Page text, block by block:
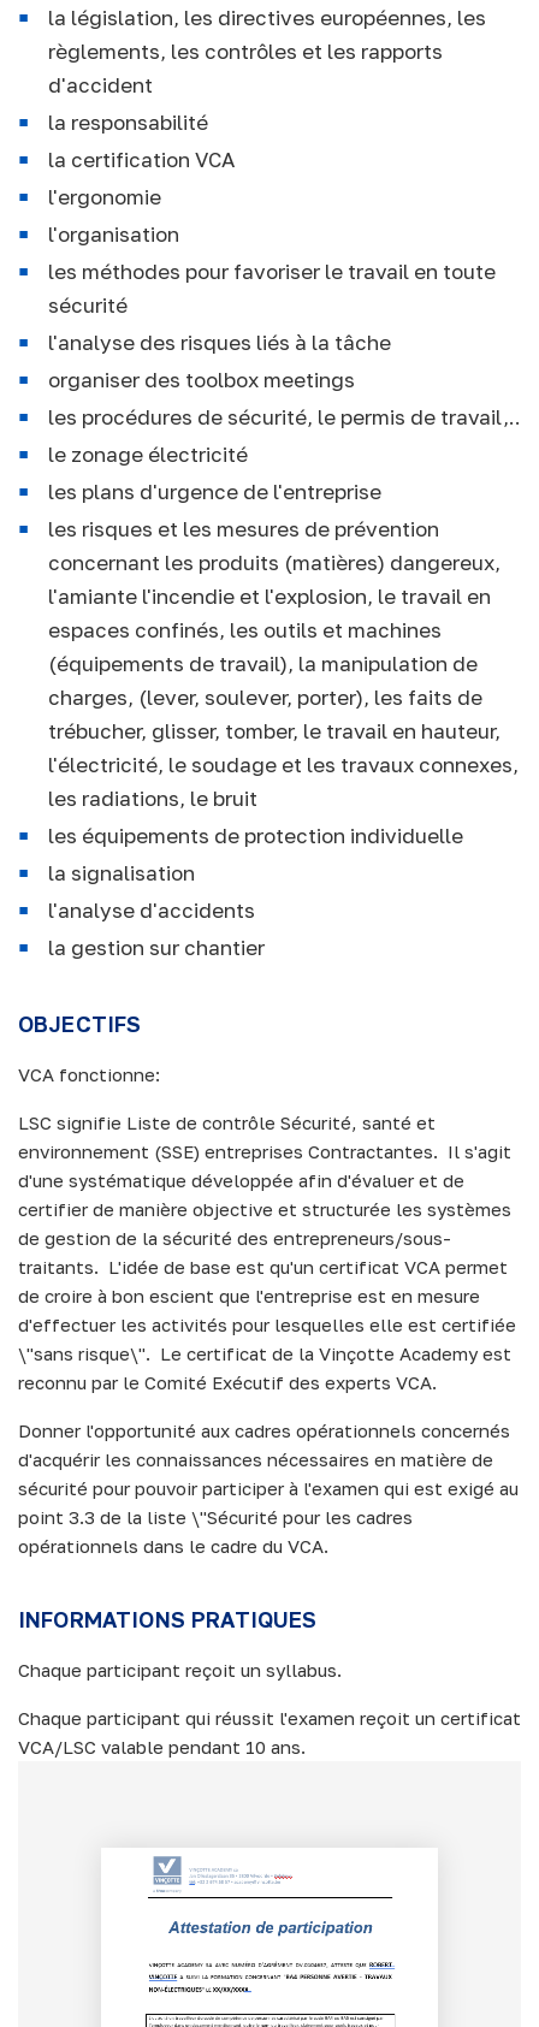
la législation, les directives européennes, les
règlements, les contrôles et les rapports
d'accident
la responsabilité
la certification VCA
l'ergonomie
l'organisation
les méthodes pour favoriser le travail en toute
sécurité
l'analyse des risques liés à la tâche
organiser des toolbox meetings
les procédures de sécurité, le permis de travail,..
le zonage électricité
les plans d'urgence de l'entreprise
les risques et les mesures de prévention
concernant les produits (matières) dangereux,
l'amiante l'incendie et l'explosion, le travail en
espaces confinés, les outils et machines
(équipements de travail), la manipulation de
charges, (lever, soulever, porter), les faits de
trébucher, glisser, tomber, le travail en hauteur,
l'électricité, le soudage et les travaux connexes,
les radiations, le bruit
les équipements de protection individuelle
la signalisation
l'analyse d'accidents
la gestion sur chantier
OBJECTIFS
VCA fonctionne:
LSC signifie Liste de contrôle Sécurité, santé et
environnement (SSE) entreprises Contractantes. Il s'agit
d'une systématique développée afin d'évaluer et de
certifier de manière objective et structurée les systèmes
de gestion de la sécurité des entrepreneurs/sous-
traitants. L'idée de base est qu'un certificat VCA permet
de croire à bon escient que l'entreprise est en mesure
d'effectuer les activités pour lesquelles elle est certifiée
\"sans risque\". Le certificat de la Vinçotte Academy est
reconnu par le Comité Exécutif des experts VCA.
Donner l'opportunité aux cadres opérationnels concernés
d'acquérir les connaissances nécessaires en matière de
sécurité pour pouvoir participer à l'examen qui est exigé au
point 3.3 de la liste \"Sécurité pour les cadres
opérationnels dans le cadre du VCA.
INFORMATIONS PRATIQUES
Chaque participant reçoit un syllabus.
Chaque participant qui réussit l'examen reçoit un certificat
VCA/LSC valable pendant 10 ans.